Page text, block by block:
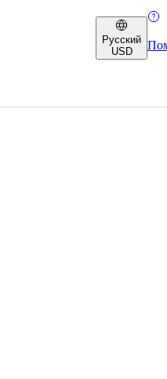
Русский
USD